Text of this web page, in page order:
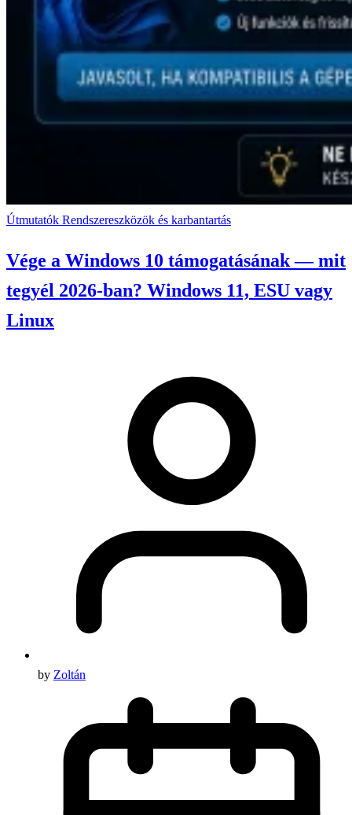
Útmutatók Rendszereszközök és karbantartás
Vége a Windows 10 támogatásának — mit
tegyél 2026-ban? Windows 11, ESU vagy
Linux
by Zoltán